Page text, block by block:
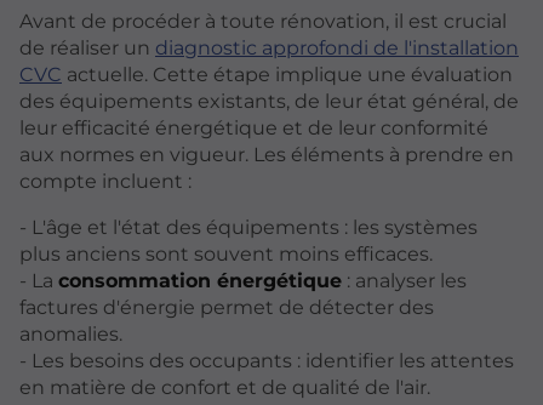
Avant de procéder à toute rénovation, il est crucial
de réaliser un diagnostic approfondi de l'installation
CVC actuelle. Cette étape implique une évaluation
des équipements existants, de leur état général, de
leur efficacité énergétique et de leur conformité
aux normes en vigueur. Les éléments à prendre en
compte incluent :
- L'âge et l'état des équipements : les systèmes
plus anciens sont souvent moins efficaces.
- La consommation énergétique : analyser les
factures d'énergie permet de détecter des
anomalies.
- Les besoins des occupants : identifier les attentes
en matière de confort et de qualité de l'air.